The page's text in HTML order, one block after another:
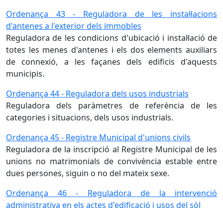
Ordenança 43 - Reguladora de les instal·lacions
d'antenes a l'exterior dels immobles
Reguladora de les condicions d'ubicació i instal·lació de
totes les menes d'antenes i els dos elements auxiliars
de connexió, a les façanes dels edificis d'aquests
municipis.
Ordenança 44 - Reguladora dels usos industrials
Reguladora dels paràmetres de referència de les
categories i situacions, dels usos industrials.
Ordenança 45 - Registre Municipal d'unions civils
Reguladora de la inscripció al Registre Municipal de les
unions no matrimonials de convivència estable entre
dues persones, siguin o no del mateix sexe.
Ordenança 46 - Reguladora de la intervenció
administrativa en els actes d'edificació i usos del sòl